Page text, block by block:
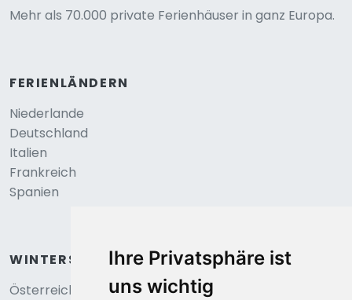
Ihre Privatsphäre ist
uns wichtig
Mehr als 70.000 private Ferienhäuser in ganz Europa.
FERIENLÄNDERN
Niederlande
Deutschland
Italien
Frankreich
Spanien
WINTERSPORT
Österreich